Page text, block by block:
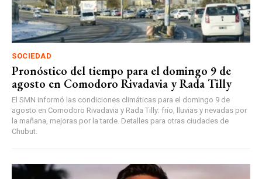
SOCIEDAD
Pronóstico del tiempo para el domingo 9 de
agosto en Comodoro Rivadavia y Rada Tilly
El SMN informó las condiciones climáticas para el domingo 9 de
agosto en Comodoro Rivadavia y Rada Tilly: frío, lluvias y nevadas por
la mañana, mejoras por la tarde. Detalles para otras ciudades de
Chubut.